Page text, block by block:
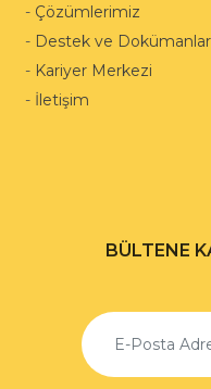
- Çözümlerimiz
- Destek ve Dokümanlar
- Kariyer Merkezi
- İletişim
BÜLTENE